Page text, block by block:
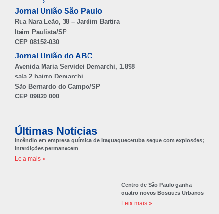
Jornal União São Paulo
Rua Nara Leão, 38 – Jardim Bartira
Itaim Paulista/SP
CEP 08152-030
Jornal União do ABC
Avenida Maria Servidei Demarchi, 1.898
sala 2 bairro Demarchi
São Bernardo do Campo/SP
CEP 09820-000
Últimas Notícias
Incêndio em empresa química de Itaquaquecetuba segue com explosões;
interdições permanecem
Leia mais »
Centro de São Paulo ganha
quatro novos Bosques Urbanos
Leia mais »